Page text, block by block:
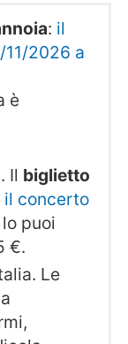
: il
2026 a
è
Il biglietto
il concerto
lo puoi
€.
Le